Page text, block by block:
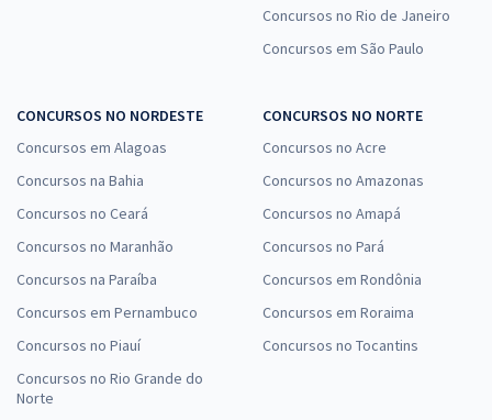
Concursos no Rio de Janeiro
Concursos em São Paulo
CONCURSOS NO NORDESTE
Concursos em Alagoas
Concursos na Bahia
Concursos no Ceará
Concursos no Maranhão
Concursos na Paraíba
Concursos em Pernambuco
Concursos no Piauí
Concursos no Rio Grande do
Norte
CONCURSOS NO NORTE
Concursos no Acre
Concursos no Amazonas
Concursos no Amapá
Concursos no Pará
Concursos em Rondônia
Concursos em Roraima
Concursos no Tocantins